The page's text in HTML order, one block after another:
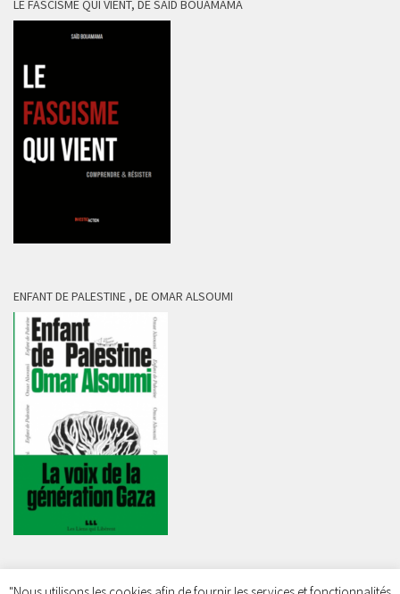
LE FASCISME QUI VIENT, DE SAÏD BOUAMAMA
ENFANT DE PALESTINE , DE OMAR ALSOUMI